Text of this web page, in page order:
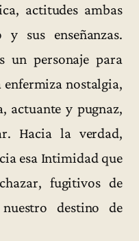
actitudes ambas
sus enseñanzas.
un personaje para
nostalgia,
actuante y pugnaz,
Hacia la verdad,
esa Intimidad que
fugitivos de
destino de